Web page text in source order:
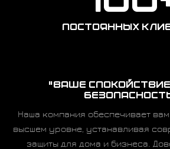
ПОСТОЯННЫХ
"ВАШЕ
Наша компания обеспечивает
высшем уровне, устанавливая
защиты для дома и бизнеса.